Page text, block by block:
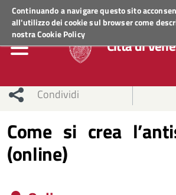
Continuando a navigare questo sito
all'utilizzo dei cookie sul browser come
nostraCookie Policy
Regione VenetoACCEDI AI SERVIZI
Città di
Condividi
Come si crea
(online)